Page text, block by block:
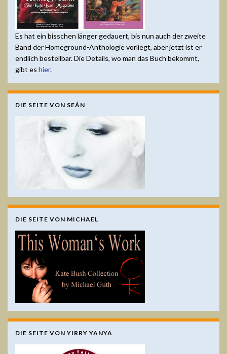
Es hat ein bisschen länger gedauert, bis nun auch der zweite
Band der Homeground-Anthologie vorliegt, aber jetzt ist er
endlich bestellbar. Die Details, wo man das Buch bekommt,
gibt es hier.
DIE SEITE VON SEÁN
DIE SEITE VON MICHAEL
DIE SEITE VON YIRRY YANYA